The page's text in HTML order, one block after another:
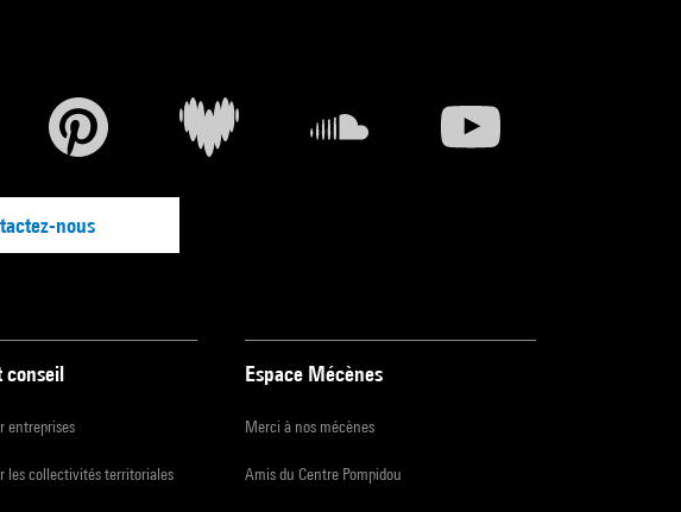
nous
conseil
entreprises
les collectivités territoriales
Espace Mécènes
Merci à nos mécènes
Amis du Centre Pompidou